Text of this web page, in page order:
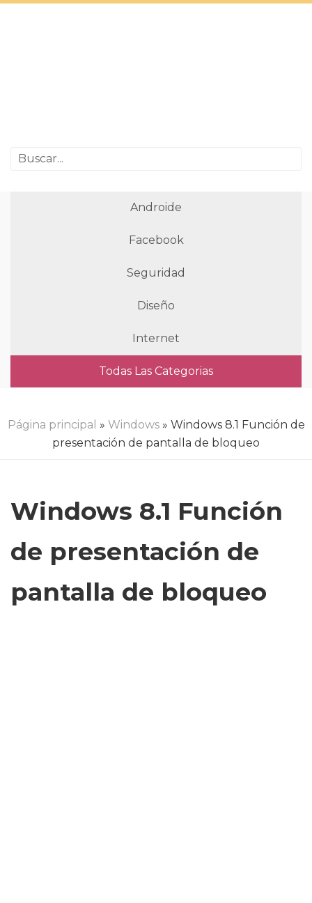
Androide
Facebook
Seguridad
Diseño
Internet
Todas Las Categorias
Página principal » Windows» Windows 8.1 Función de
presentación de pantalla de bloqueo
Windows 8.1 Función
de presentación de
pantalla de bloqueo